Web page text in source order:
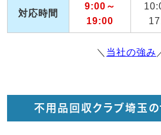
対応時間
9:00～
19:00
＼ 当社の強み
不用品回収クラブ埼玉